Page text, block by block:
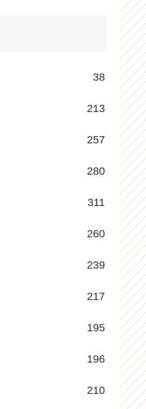
38
213
257
280
311
260
239
217
195
196
210